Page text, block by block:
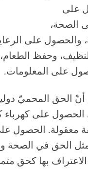
على
الصحة،
والحصول على
وحفظ الطعام،
على المعلومات.
الحق المحميّ
على كهرباء
معقولة. الحصول على
الحق في الصحة
بها كحق